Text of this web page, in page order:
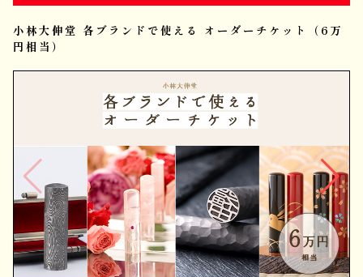
小林大伸堂 各ブランドで使える オーダーチケット（6万
円相当）